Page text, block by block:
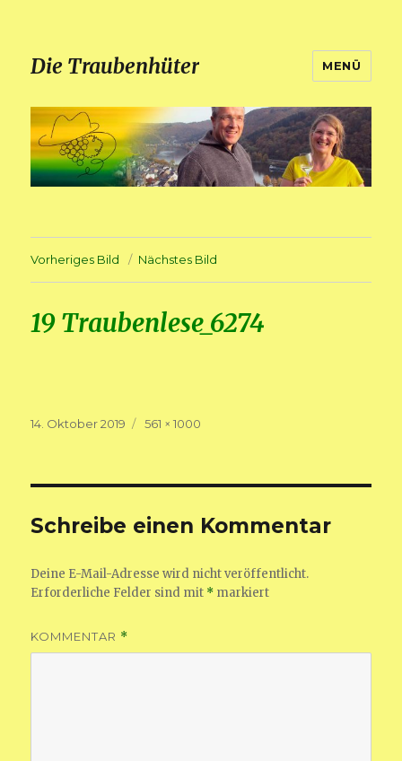
Die Traubenhüter MENÜ
Vorheriges Bild Nächstes Bild
19 Traubenlese_6274
Veröffentlicht
14. Oktober 2019
Volle
561 × 1000
Schreibe einen Kommentar
Deine E-Mail-Adresse wird nicht veröffentlicht.
Erforderliche Felder sind mit * markiert
KOMMENTAR *